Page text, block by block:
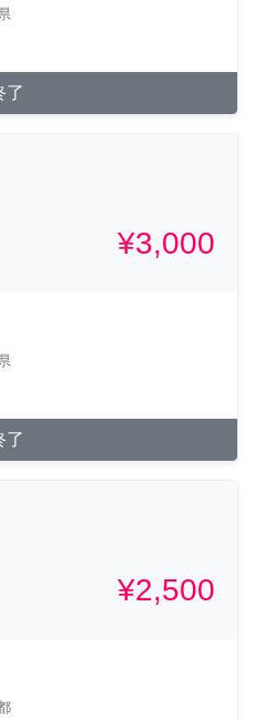
了
¥3,000
了
¥2,500